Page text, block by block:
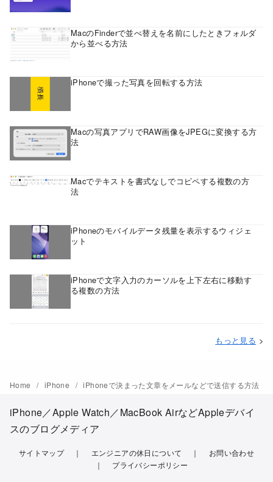
MacのFinderで並べ替えを名前にしたときフォルダ
から並べる方法
iPhoneで撮った写真を回転する方法
Macの写真アプリでRAW画像をJPEGに変換する方
法
Macでテキストを書式なしでコピペする複数の方
法
iPhoneのモバイルデータ残量を表示するウィジェ
ット
iPhoneで文字入力のカーソルを上下左右に移動す
る複数の方法
もっと見る >
Home iPhone iPhoneで決まった文章をメールなどで送信する方法
iPhone／Apple Watch／MacBook AirなどAppleデバイ
スのブログメディア
サイトマップ エンジニアの休日について
お問い合わせ
プライバシーポリシー